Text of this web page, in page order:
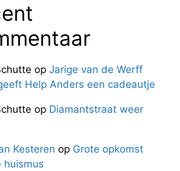
op Jarige van de Werff
Help Anders een cadeautje
op Diamantstraat weer
Kesteren op Grote opkomst
huismus